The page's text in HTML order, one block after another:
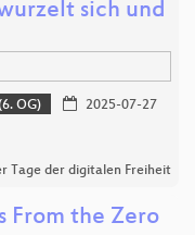
sich und
OG)
2025-07-27
Tage der digitalen Freiheit
From the Zero